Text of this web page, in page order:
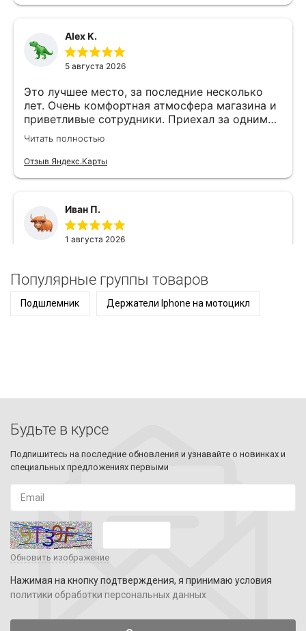
Популярные группы товаров
Подшлемник Держатели Iphone на мотоцикл
Будьте в курсе
Подпишитесь на последние обновления и узнавайте о новинках и
специальных предложениях первыми
Обновить изображение
Нажимая на кнопку подтверждения, я принимаю условия
политики обработки персональных данных